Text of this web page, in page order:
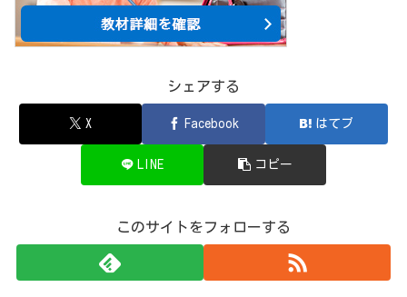
シェアする
X Facebook はてブ
LINE コピー
このサイトをフォローする